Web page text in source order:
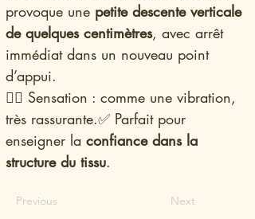
provoque une petite descente verticale
de quelques centimètres, avec arrêt
immédiat dans un nouveau point
d’appui.
🧚‍♀️ Sensation : comme une vibration,
très rassurante.✅ Parfait pour
enseigner la confiance dans la
structure du tissu.
Previous Next